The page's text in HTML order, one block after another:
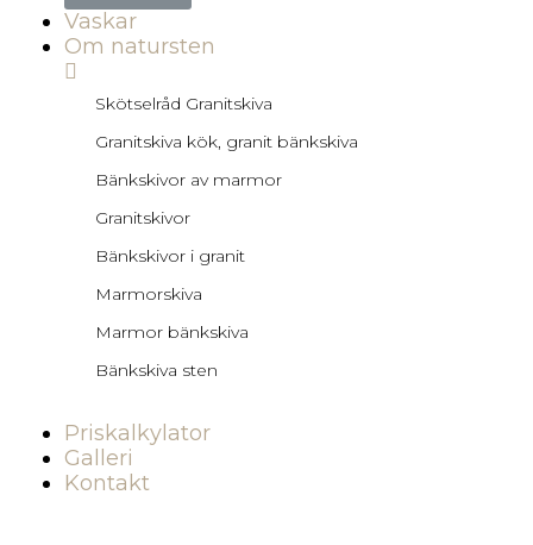
Vaskar
Om natursten
Skötselråd Granitskiva
Granitskiva kök, granit bänkskiva
Bänkskivor av marmor
Granitskivor
Bänkskivor i granit
Marmorskiva
Marmor bänkskiva
Bänkskiva sten
Priskalkylator
Galleri
Kontakt